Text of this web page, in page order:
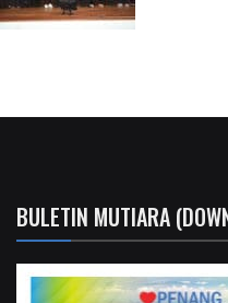
BULETIN MUTIARA